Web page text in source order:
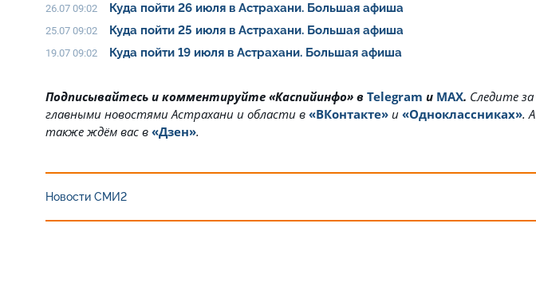
26.07 09:02 Куда пойти 26 июля в Астрахани. Большая афиша
25.07 09:02 Куда пойти 25 июля в Астрахани. Большая афиша
19.07 09:02 Куда пойти 19 июля в Астрахани. Большая афиша
Подписывайтесь и комментируйте «Каспийинфо» в Telegram и MAX. Cледите за
главными новостями Астрахани и области в «ВКонтакте» и «Одноклассниках». А
также ждём вас в «Дзен».
Новости СМИ2